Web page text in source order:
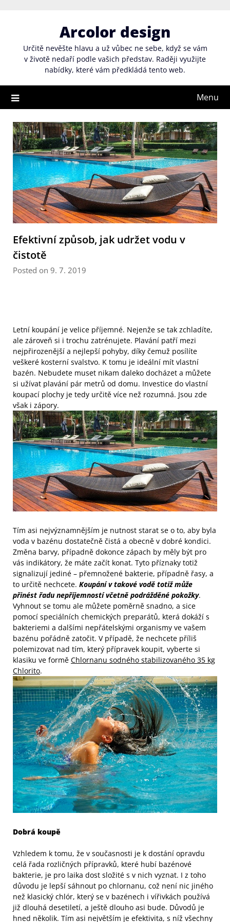
Arcolor design
Určitě nevěšte hlavu a už vůbec ne sebe, když se vám
v životě nedaří podle vašich představ. Raději využijte
nabídky, které vám předkládá tento web.
Menu
Efektivní způsob, jak udržet vodu v
čistotě
Posted on 9. 7. 2019
Letní koupání je velice příjemné. Nejenže se tak zchladíte,
ale zároveň si i trochu zatrénujete. Plavání patří mezi
nejpřirozenější a nejlepší pohyby, díky čemuž posílíte
veškeré kosterní svalstvo. K tomu je ideální mít vlastní
bazén. Nebudete muset nikam daleko docházet a můžete
si užívat plavání pár metrů od domu. Investice do vlastní
koupací plochy je tedy určitě více než rozumná. Jsou zde
však i zápory.
Tím asi nejvýznamnějším je nutnost starat se o to, aby byla
voda v bazénu dostatečně čistá a obecně v dobré kondici.
Změna barvy, případně dokonce zápach by měly být pro
vás indikátory, že máte začít konat. Tyto příznaky totiž
signalizují jediné – přemnožené bakterie, případně řasy, a
to určitě nechcete. Koupání v takové vodě totiž může
přinést řadu nepříjemností včetně podrážděné pokožky.
Vyhnout se tomu ale můžete poměrně snadno, a sice
pomocí speciálních chemických preparátů, která dokáží s
bakteriemi a dalšími nepřátelskými organismy ve vašem
bazénu pořádně zatočit. V případě, že nechcete příliš
polemizovat nad tím, který přípravek koupit, vyberte si
klasiku ve formě Chlornanu sodného stabilizovaného 35 kg
Chlorito.
Dobrá koupě
Vzhledem k tomu, že v současnosti je k dostání opravdu
celá řada rozličných přípravků, které hubí bazénové
bakterie, je pro laika dost složité s v nich vyznat. I z toho
důvodu je lepší sáhnout po chlornanu, což není nic jiného
než klasický chlór, který se v bazénech i vířivkách používá
již dlouhá desetiletí, a ještě dlouho asi bude. Důvodů je
hned několik. Tím asi největším je efektivita, s níž všechny